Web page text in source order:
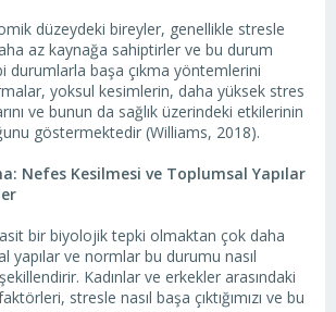
düzeydeki bireyler, genellikle stresle
az kaynağa sahiptirler ve bu durum
durumlarla başa çıkma yöntemlerini
yoksul kesimlerin, daha yüksek stres
ve bunun da sağlık üzerindeki etkilerinin
göstermektedir (Williams, 2018).
Nefes Kesilmesi ve Toplumsal Yapılar
bir biyolojik tepki olmaktan çok daha
yapılar ve normlar bu durumu nasıl
Kadınlar ve erkekler arasındaki
stresle nasıl başa çıktığımızı ve bu